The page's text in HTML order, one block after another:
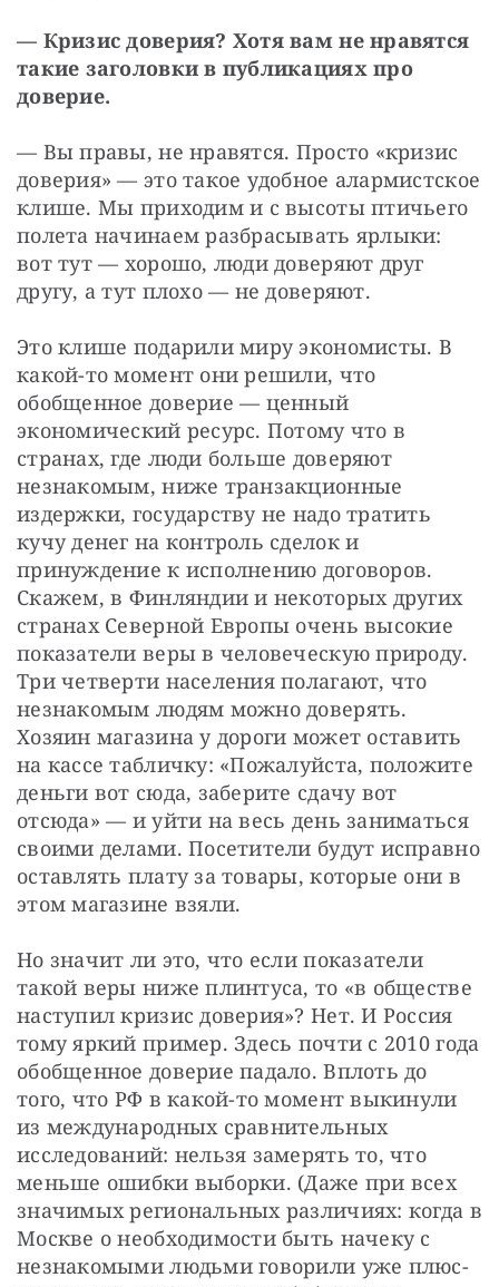
— Кризис доверия? Хотя вам не нравятся
такие заголовки в публикациях про
доверие.
— Вы правы, не нравятся. Просто «кризис
доверия» — это такое удобное алармистское
клише. Мы приходим и с высоты птичьего
полета начинаем разбрасывать ярлыки:
вот тут — хорошо, люди доверяют друг
другу, а тут плохо — не доверяют.
Это клише подарили миру экономисты. В
какой-то момент они решили, что
обобщенное доверие — ценный
экономический ресурс. Потому что в
странах, где люди больше доверяют
незнакомым, ниже транзакционные
издержки, государству не надо тратить
кучу денег на контроль сделок и
принуждение к исполнению договоров.
Скажем, в Финляндии и некоторых других
странах Северной Европы очень высокие
показатели веры в человеческую природу.
Три четверти населения полагают, что
незнакомым людям можно доверять.
Хозяин магазина у дороги может оставить
на кассе табличку: «Пожалуйста, положите
деньги вот сюда, заберите сдачу вот
отсюда» — и уйти на весь день заниматься
своими делами. Посетители будут исправно
оставлять плату за товары, которые они в
этом магазине взяли.
Но значит ли это, что если показатели
такой веры ниже плинтуса, то «в обществе
наступил кризис доверия»? Нет. И Россия
тому яркий пример. Здесь почти с 2010 года
обобщенное доверие падало. Вплоть до
того, что РФ в какой-то момент выкинули
из международных сравнительных
исследований: нельзя замерять то, что
меньше ошибки выборки. (Даже при всех
значимых региональных различиях: когда в
Москве о необходимости быть начеку с
незнакомыми людьми говорили уже плюс-